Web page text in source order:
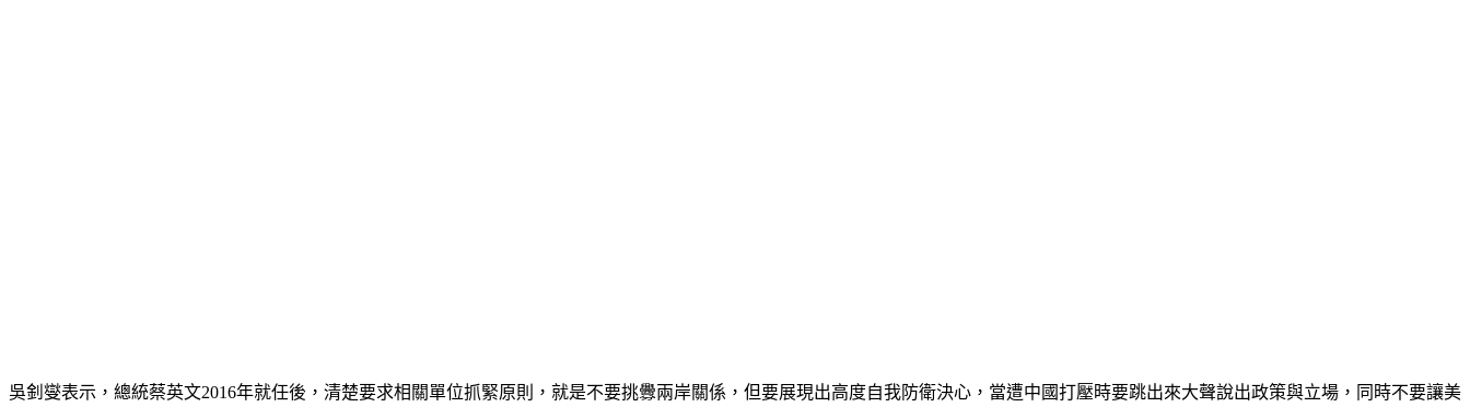
吳釗燮表示，總統蔡英文2016年就任後，清楚要求相關單位抓緊原則，就是不要挑釁兩岸關係，但要展現出高度自我防衛決心，當遭中國打壓時要跳出來大聲說出政策與立場，同時不要讓美